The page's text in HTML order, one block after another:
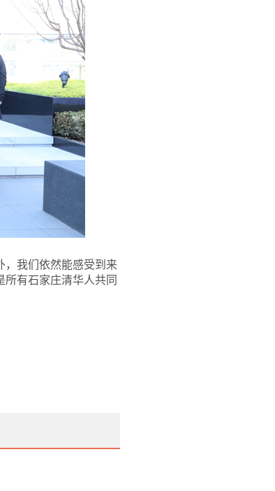
，我们依然能感受到来
有石家庄清华人共同